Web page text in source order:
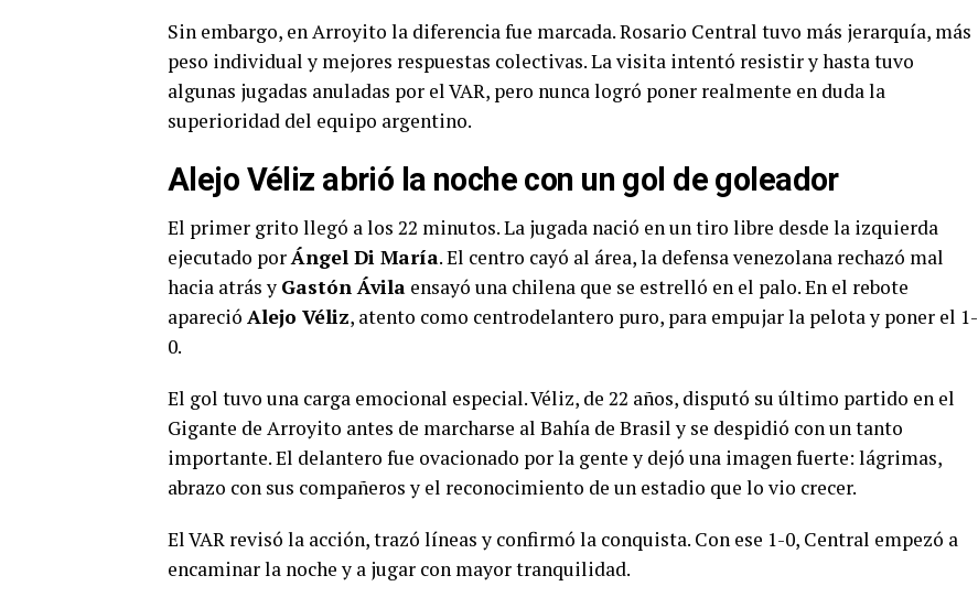
Sin embargo, en Arroyito la diferencia fue marcada. Rosario Central tuvo más jerarquía, más
peso individual y mejores respuestas colectivas. La visita intentó resistir y hasta tuvo
algunas jugadas anuladas por el VAR, pero nunca logró poner realmente en duda la
superioridad del equipo argentino.
Alejo Véliz abrió la noche con un gol de goleador
El primer grito llegó a los 22 minutos. La jugada nació en un tiro libre desde la izquierda
ejecutado porÁngel Di María. El centro cayó al área, la defensa venezolana rechazó mal
hacia atrás y Gastón Ávila ensayó una chilena que se estrelló en el palo. En el rebote
apareció Alejo Véliz, atento como centrodelantero puro, para empujar la pelota y poner el 1-
0.
El gol tuvo una carga emocional especial. Véliz, de 22 años, disputó su último partido en el
Gigante de Arroyito antes de marcharse al Bahía de Brasil y se despidió con un tanto
importante. El delantero fue ovacionado por la gente y dejó una imagen fuerte: lágrimas,
abrazo con sus compañeros y el reconocimiento de un estadio que lo vio crecer.
El VAR revisó la acción, trazó líneas y confirmó la conquista. Con ese 1-0, Central empezó a
encaminar la noche y a jugar con mayor tranquilidad.